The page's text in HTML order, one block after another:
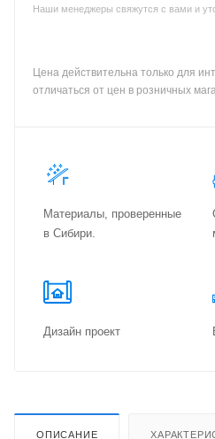
Наши менеджеры свяжутся с вами и
Цена действительна только для
отличаться от цен в розничных
Материалы, проверенные
в Сибири.
Дизайн проект
ОПИСАНИЕ